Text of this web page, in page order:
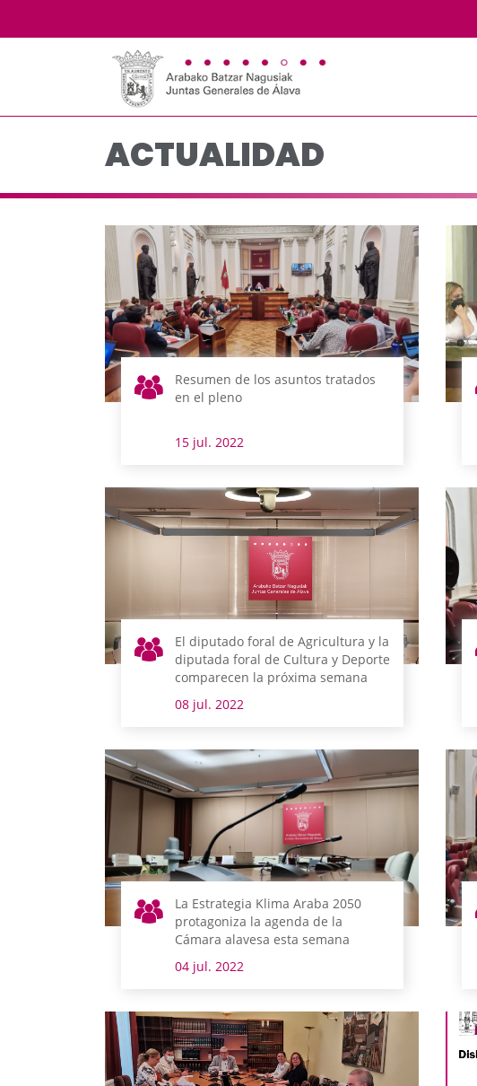
ACTUALIDAD
Resumen de los asuntos tratados
en el pleno
15 jul. 2022
El diputado foral de Agricultura y la
diputada foral de Cultura y Deporte
comparecen la próxima semana
08 jul. 2022
La Estrategia Klima Araba 2050
protagoniza la agenda de la
Cámara alavesa esta semana
04 jul. 2022